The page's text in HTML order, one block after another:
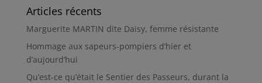
Articles récents
Marguerite MARTIN dite Daisy, femme résistante
Hommage aux sapeurs-pompiers d’hier et
d’aujourd’hui
Qu’est-ce qu’était le Sentier des Passeurs, durant la